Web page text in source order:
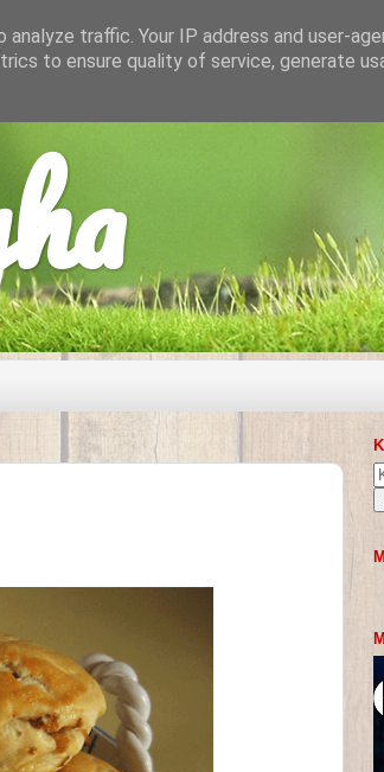
traffic. Your IP address and user-
to ensure quality of service, generate